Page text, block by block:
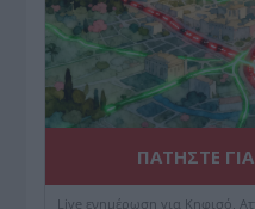
ΠΑΤΗΣΤΕ
Live ενημέρωση για Κηφισό,